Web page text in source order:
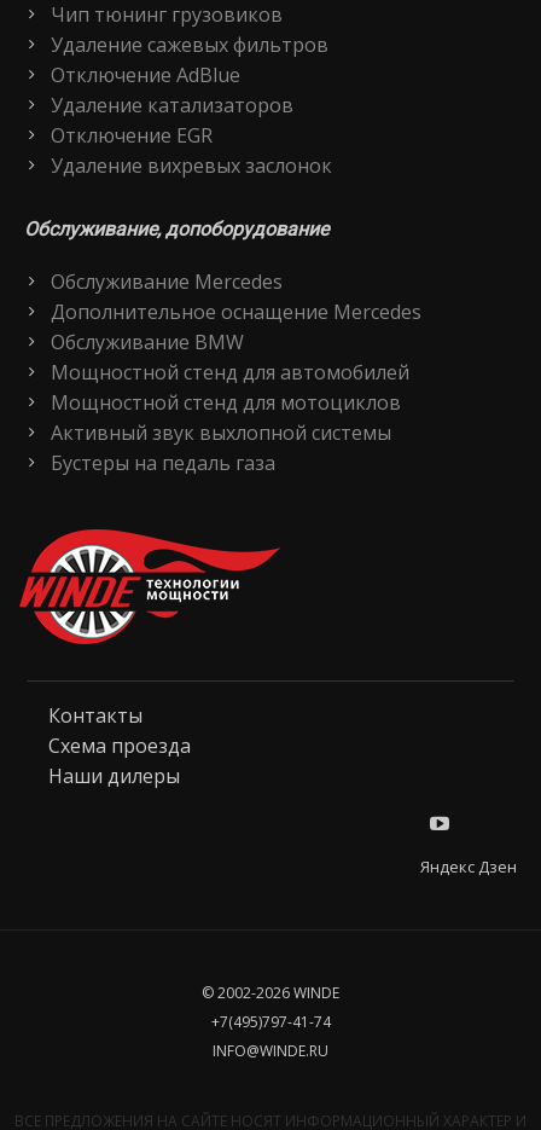
Чип тюнинг грузовиков
Удаление сажевых фильтров
Отключение AdBlue
Удаление катализаторов
Отключение EGR
Удаление вихревых заслонок
Обслуживание, допоборудование
Обслуживание Mercedes
Дополнительное оснащение Mercedes
Обслуживание BMW
Мощностной стенд для автомобилей
Мощностной стенд для мотоциклов
Активный звук выхлопной системы
Бустеры на педаль газа
Контакты
Схема проезда
Наши дилеры
Яндекс Дзен
© 2002-2026 WINDE
+7(495)797-41-74
INFO@WINDE.RU
ВСЕ ПРЕДЛОЖЕНИЯ НА САЙТЕ НОСЯТ ИНФОРМАЦИОННЫЙ ХАРАКТЕР И